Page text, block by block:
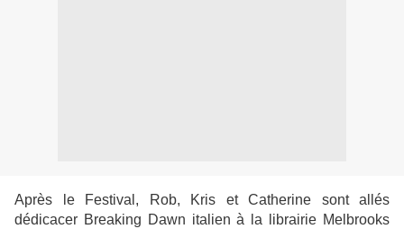
Après le Festival, Rob, Kris et Catherine sont allés
dédicacer Breaking Dawn italien à la librairie Melbrooks